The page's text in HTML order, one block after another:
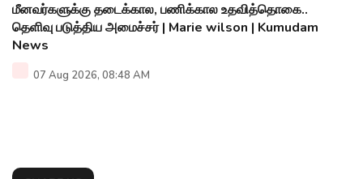
மீனவர்களுக்கு தடைக்கால, பணிக்கால உதவித்தொகை..
தெளிவு படுத்திய அமைச்சர் | Marie wilson | Kumudam
News
07 Aug 2026, 08:48 AM